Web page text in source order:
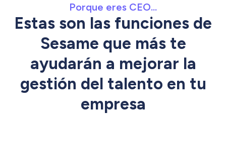
Porque eres CEO...
Estas son las funciones de
Sesame que más te
ayudarán a mejorar la
gestión del talento en tu
empresa